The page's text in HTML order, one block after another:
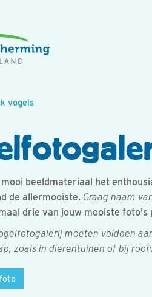
vogels
beeldmateriaal het
de allermooiste. Graag naam
drie van jouw mooiste foto's
moeten voldoen
zoals in dierentuinen of bij